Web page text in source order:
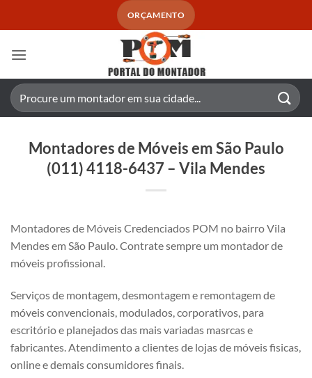
ORÇAMENTO
Pesquisar
por:
Montadores de Móveis em São Paulo
(011) 4118-6437 – Vila Mendes
Montadores de Móveis Credenciados POM no bairro Vila
Mendes em São Paulo. Contrate sempre um montador de
móveis profissional.
Serviços de montagem, desmontagem e remontagem de
móveis convencionais, modulados, corporativos, para
escritório e planejados das mais variadas masrcas e
fabricantes. Atendimento a clientes de lojas de móveis fisicas,
online e demais consumidores finais.